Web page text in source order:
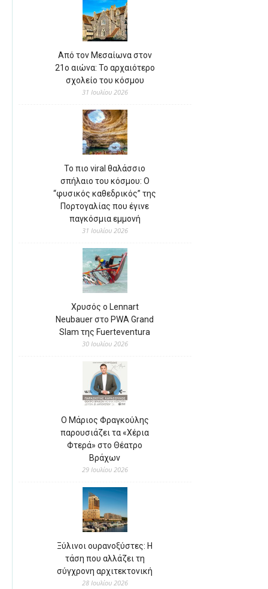
Από τον Μεσαίωνα στον
21ο αιώνα: Το αρχαιότερο
σχολείο του κόσμου
31 Ιουλίου 2026
Το πιο viral θαλάσσιο
σπήλαιο του κόσμου: Ο
“φυσικός καθεδρικός” της
Πορτογαλίας που έγινε
παγκόσμια εμμονή
31 Ιουλίου 2026
Χρυσός ο Lennart
Neubauer στο PWA Grand
Slam της Fuerteventura
30 Ιουλίου 2026
Ο Μάριος Φραγκούλης
παρουσιάζει τα «Χέρια
Φτερά» στο Θέατρο
Βράχων
29 Ιουλίου 2026
Ξύλινοι ουρανοξύστες: Η
τάση που αλλάζει τη
σύγχρονη αρχιτεκτονική
28 Ιουλίου 2026